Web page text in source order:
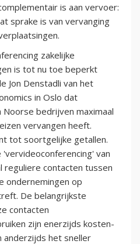
is aan vervoer:
sprake is van vervanging
zakelijke
is tot nu toe beperkt
Jon Denstadli van het
in Oslo dat
bedrijven maximaal
vervangen heeft.
tot soortgelijke getallen.
van
reguliere contacten tussen
ondernemingen op
De belangrijkste
contacten
zijn enerzijds kosten-
anderzijds het sneller